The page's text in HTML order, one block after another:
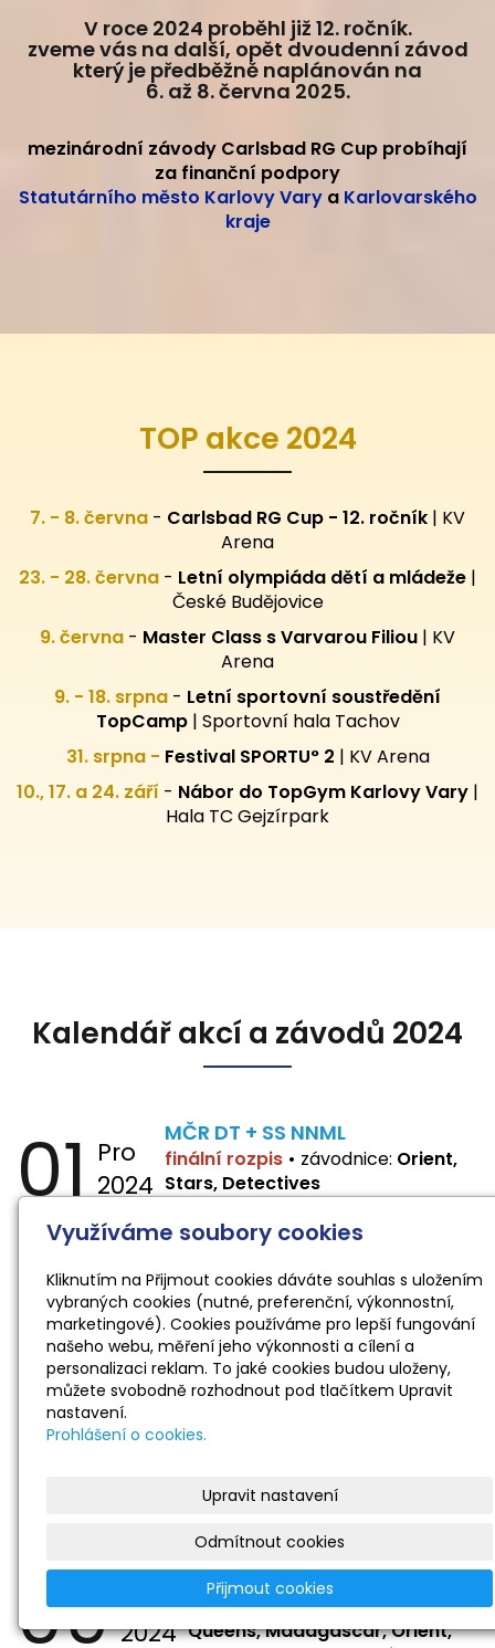
V roce 2024 proběhl již 12. ročník.
zveme vás na další, opět dvoudenní závod
který je předběžně naplánován na
6. až 8. června 2025.
mezinárodní závody Carlsbad RG Cup probíhají
za finanční podpory
Statutárního město Karlovy Varya Karlovarského
kraje
TOP akce 2024
7. - 8. června - Carlsbad RG Cup - 12. ročník | KV
Arena
23. - 28. června - Letní olympiáda dětí a mládeže |
České Budějovice
9. června - Master Class s Varvarou Filiou | KV
Arena
9. - 18. srpna - Letní sportovní soustředění
TopCamp| Sportovní hala Tachov
31. srpna - Festival SPORTU° 2 | KV Arena
10., 17. a 24. září - Nábor do TopGym Karlovy Vary |
Hala TC Gejzírpark
Kalendář akcí a závodů 2024
01 Pro
2024
MČR DT + SS NNML
finální rozpis • závodnice: Orient,
Stars, Detectives
23 Lis
2024
Rycon Cup
finální rozpis•závodnice:
Queens, Madagascar, Orient,
Capone, Stars, Detectives
16 Lis
OP SS a DT
Stars, Detectives
09 Lis
2024
Slavoj RG Cup
finální rozpis•závodnice:
Queens, Madagascar, Orient,
Využíváme soubory cookies
Kliknutím na Přijmout cookies dáváte souhlas s uložením
vybraných cookies (nutné, preferenční, výkonnostní,
marketingové). Cookies používáme pro lepší fungování
našeho webu, měření jeho výkonnosti a cílení a
personalizaci reklam. To jaké cookies budou uloženy,
můžete svobodně rozhodnout pod tlačítkem Upravit
nastavení.
Prohlášení o cookies.
Upravit nastavení
Odmítnout cookies
Přijmout cookies